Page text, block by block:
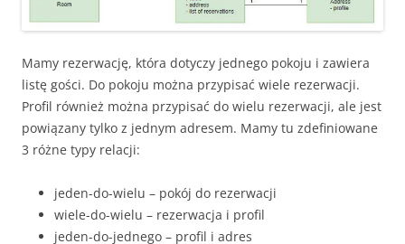
Mamy rezerwację, która dotyczy jednego pokoju i zawiera
listę gości. Do pokoju można przypisać wiele rezerwacji.
Profil również można przypisać do wielu rezerwacji, ale jest
powiązany tylko z jednym adresem. Mamy tu zdefiniowane
3 różne typy relacji:
jeden-do-wielu – pokój do rezerwacji
wiele-do-wielu – rezerwacja i profil
jeden-do-jednego – profil i adres